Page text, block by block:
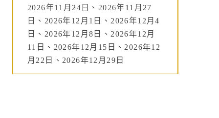
2026年11月24日、2026年11月27
日、2026年12月1日、2026年12月4
日、2026年12月8日、2026年12月
11日、2026年12月15日、2026年12
月22日、2026年12月29日